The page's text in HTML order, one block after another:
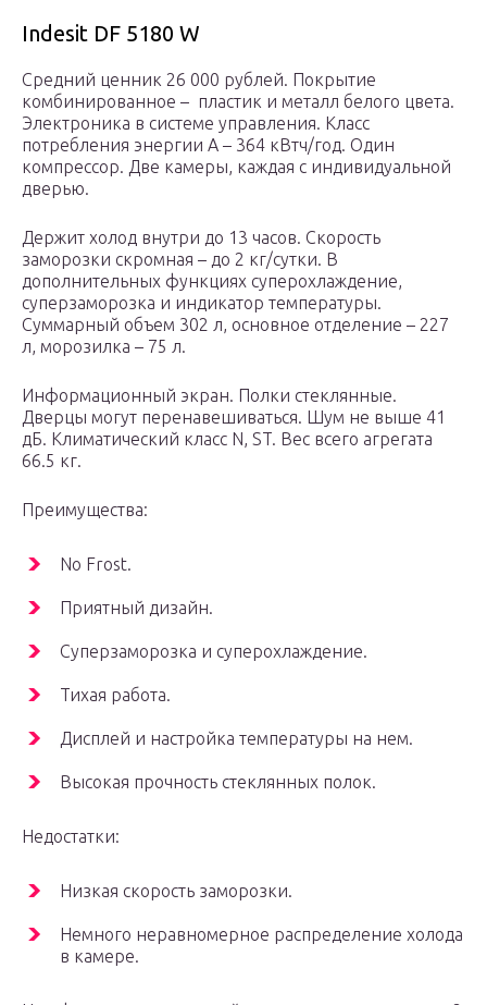
Indesit DF 5180 W
Средний ценник 26 000 рублей. Покрытие
комбинированное – пластик и металл белого цвета.
Электроника в системе управления. Класс
потребления энергии А – 364 кВтч/год. Один
компрессор. Две камеры, каждая с индивидуальной
дверью.
Держит холод внутри до 13 часов. Скорость
заморозки скромная – до 2 кг/сутки. В
дополнительных функциях суперохлаждение,
суперзаморозка и индикатор температуры.
Суммарный объем 302 л, основное отделение – 227
л, морозилка – 75 л.
Информационный экран. Полки стеклянные.
Дверцы могут перенавешиваться. Шум не выше 41
дБ. Климатический класс N, ST. Вес всего агрегата
66.5 кг.
Преимущества:
No Frost.
Приятный дизайн.
Суперзаморозка и суперохлаждение.
Тихая работа.
Дисплей и настройка температуры на нем.
Высокая прочность стеклянных полок.
Недостатки:
Низкая скорость заморозки.
Немного неравномерное распределение холода
в камере.